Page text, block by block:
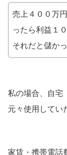
売上４００万
ったら利益１
それだと儲か
私の場合、自宅
元々使用してい
家賃・携帯電話